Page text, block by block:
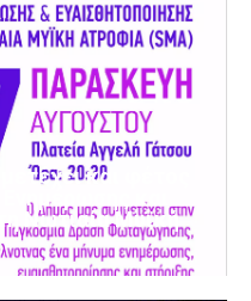
και φέτος
και
Νωτιαία Μυϊκή